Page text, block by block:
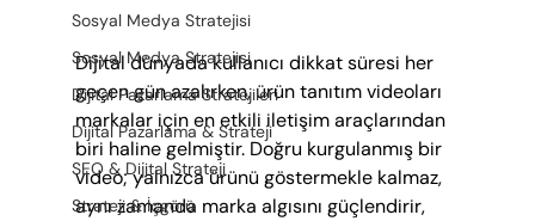
Sosyal Medya Stratejisi
Sosyal Medya Stratejisi
Dijital Pazarlama Stratejileri
Dijital Pazarlama & Strateji
SEO & Dijital Strateji
Strateji & İçgörü
Dijital dünyada kullanıcı dikkat süresi her
geçen gün azalırken, ürün tanıtım videoları
markalar için en etkili iletişim araçlarından
biri haline gelmiştir. Doğru kurgulanmış bir
video; yalnızca ürünü göstermekle kalmaz,
aynı zamanda marka algısını güçlendirir,